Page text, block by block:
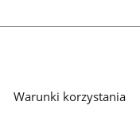
Warunki korzystania